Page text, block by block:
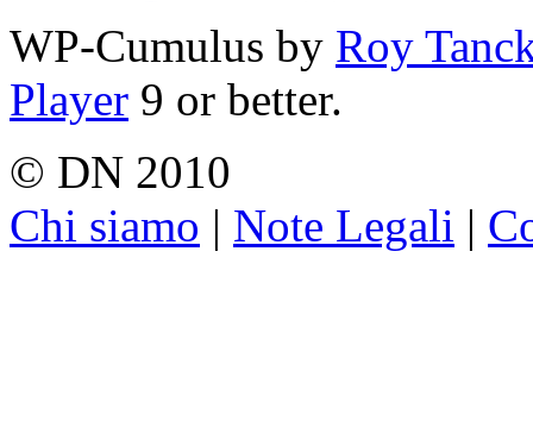
WP-Cumulus by Roy
Player 9 or better.
© DN 2010
Chi siamo | Note Legali |